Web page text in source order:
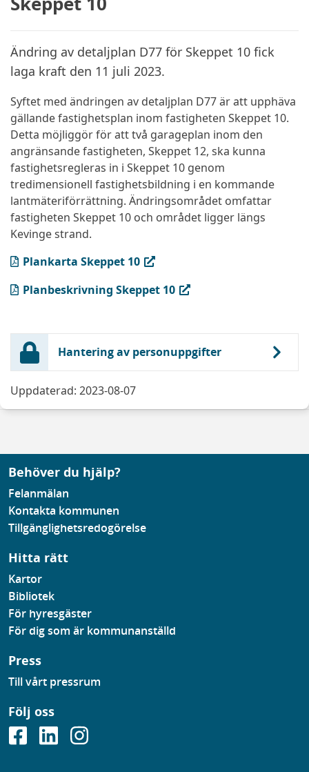
Ändring av detaljplan D77 för Skeppet 10 fick
laga kraft den 11 juli 2023.
Syftet med ändringen av detaljplan D77 är att upphäva
gällande fastighetsplan inom fastigheten Skeppet 10.
Detta möjliggör för att två garageplan inom den
angränsande fastigheten, Skeppet 12, ska kunna
fastighetsregleras in i Skeppet 10 genom
tredimensionell fastighetsbildning i en kommande
lantmäteriförrättning. Ändringsområdet omfattar
fastigheten Skeppet 10 och området ligger längs
Kevinge strand.
Plankarta Skeppet 10
(PDF, öppnas i ny flik)
Planbeskrivning Skeppet 10
(PDF, öppnas i ny flik)
Hantering av personuppgifter
Uppdaterad: 2023-08-07
Behöver du hjälp?
Felanmälan
Kontakta kommunen
Tillgänglighetsredogörelse
Hitta rätt
Kartor
Bibliotek
För hyresgäster
För dig som är kommunanställd
Press
Till vårt pressrum
Följ oss